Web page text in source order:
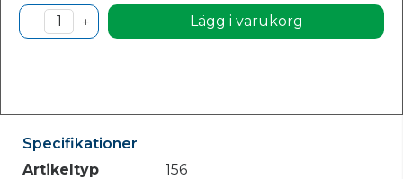
Lägg i varukorg
Specifikationer
Artikeltyp
156